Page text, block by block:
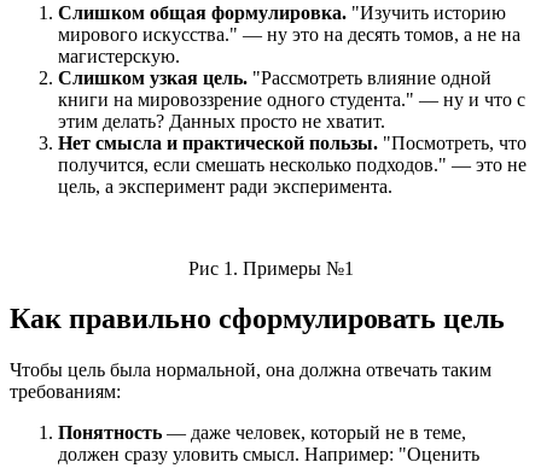
Слишком общая формулировка. "Изучить историю
мирового искусства." — ну это на десять томов, а не на
магистерскую.
Слишком узкая цель. "Рассмотреть влияние одной
книги на мировоззрение одного студента." — ну и что с
этим делать? Данных просто не хватит.
Нет смысла и практической пользы. "Посмотреть, что
получится, если смешать несколько подходов." — это не
цель, а эксперимент ради эксперимента.
Рис 1. Примеры №1
Как правильно сформулировать цель
Чтобы цель была нормальной, она должна отвечать таким
требованиям:
Понятность — даже человек, который не в теме,
должен сразу уловить смысл. Например: "Оценить